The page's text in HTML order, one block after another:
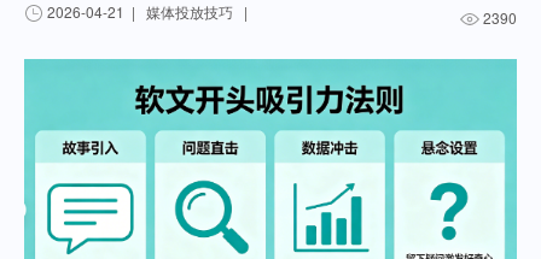
2026-04-21 | 媒体投放技巧 | 2390